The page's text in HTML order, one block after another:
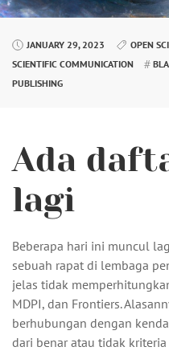
JANUARY 29, 2023 OPEN
SCIENTIFIC COMMUNICATION
PUBLISHING
Ada
lagi
Beberapa hari ini muncul
sebuah rapat di lembaga
jelas tidak
MDPI, dan Frontiers.
berhubungan dengan
dari benar atau tidak